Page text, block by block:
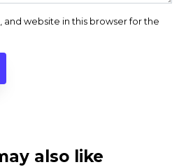
and website in this browser for the
also like